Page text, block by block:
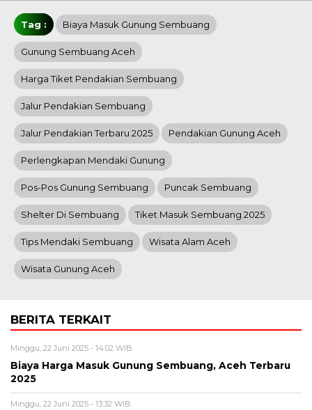
Tag : Biaya Masuk Gunung Sembuang
Gunung Sembuang Aceh
Harga Tiket Pendakian Sembuang
Jalur Pendakian Sembuang
Jalur Pendakian Terbaru 2025 Pendakian Gunung Aceh
Perlengkapan Mendaki Gunung
Pos-Pos Gunung Sembuang Puncak Sembuang
Shelter Di Sembuang Tiket Masuk Sembuang 2025
Tips Mendaki Sembuang Wisata Alam Aceh
Wisata Gunung Aceh
BERITA TERKAIT
Minggu, 22 Juni 2025 - 14:02 WIB
Biaya Harga Masuk Gunung Sembuang, Aceh Terbaru
2025
Minggu, 22 Juni 2025 - 13:32 WIB